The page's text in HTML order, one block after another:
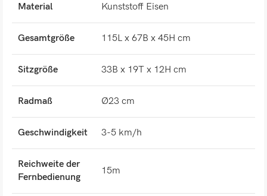
Material Kunststoff Eisen
Gesamtgröße 115L x 67B x 45H cm
Sitzgröße 33B x 19T x 12H cm
Radmaß Ø23 cm
Geschwindigkeit 3-5 km/h
Reichweite der
Fernbedienung
15m